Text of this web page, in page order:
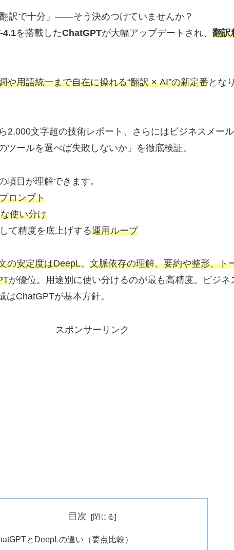
翻訳で十分」――そう決めつけていませんか？
4.1を搭載したChatGPTが大幅アップデートされ、 翻訳
や用語統一まで自在に操れる“翻訳 × AI”の新定番とな
2,000文字超の技術レポート、さらにはビジネスメー
ールを選べば失敗しないか」を徹底検証。
項目が理解できます。
ロンプト
使い分け
て精度を底上げする運用ループ
の安定度はDeepL。 文脈依存の理解、要約や整形、ト
が優位。用途別に使い分けるのが最も高精度。ビジネ
はChatGPTが基本方針。
スポンサーリンク
目次
とDeepLの違い（要点比較）